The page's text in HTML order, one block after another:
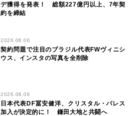
デ獲得を発表！ 総額227億円以上、7年契
約を締結
2026.08.06
契約問題で注目のブラジル代表FWヴィニシ
ウス、インスタの写真を全削除
2026.08.06
日本代表DF冨安健洋、クリスタル・パレス
加入が決定的に！ 鎌田大地と共闘へ